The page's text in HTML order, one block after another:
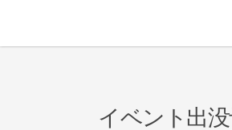
イベント出